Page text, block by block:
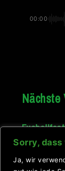
Sorry,
Ja, wir
00:00
Datum:
TSG